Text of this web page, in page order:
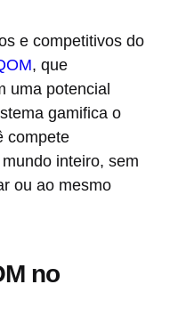
e competitivos do
, que
uma potencial
gamifica o
compete
inteiro, sem
ou ao mesmo
no